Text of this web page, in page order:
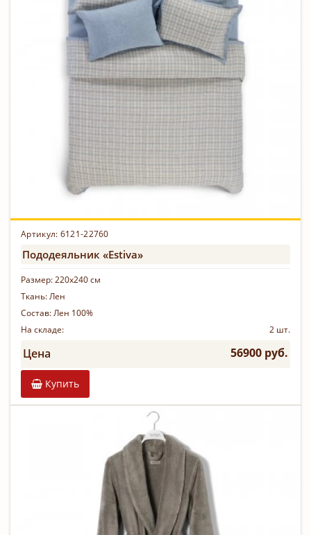
Артикул: 6121-22760
Пододеяльник «Estiva»
Размер:220х240 см
Ткань:Лен
Состав:Лен 100%
На складе:
2 шт.
Цена 56900 руб.
Купить